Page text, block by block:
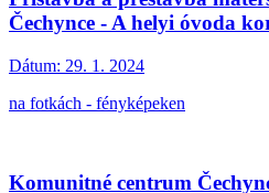
Čechynce - A helyi óvoda
Dátum: 29. 1. 2024
na fotkách - fényképeken
Komunitné centrum